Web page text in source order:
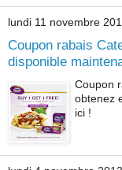
lundi 11 novembre
Coupon rabais
disponible
Coupon
obtenez
ici !